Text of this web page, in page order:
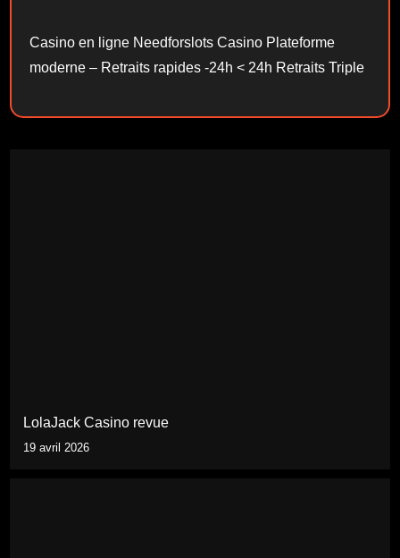
Casino en ligne Needforslots Casino Plateforme
moderne – Retraits rapides -24h < 24h Retraits Triple
LolaJack Casino revue
19 avril 2026